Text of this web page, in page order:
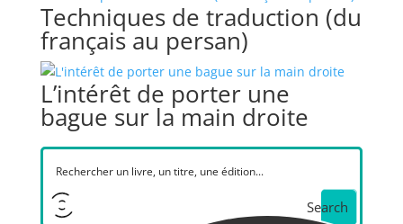
Techniques de traduction (du
français au persan)
L’intérêt de porter une
bague sur la main droite
Search